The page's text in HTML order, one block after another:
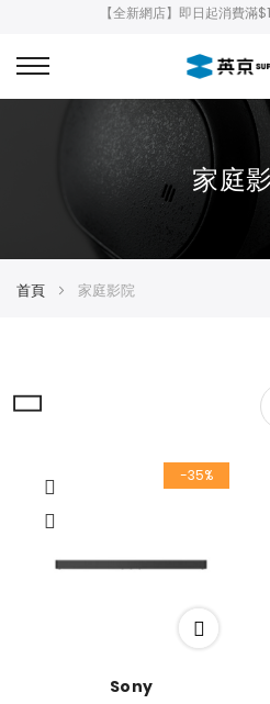
【全新網店】即日起消費滿
家庭
首頁 家庭影院
-35%
Sony